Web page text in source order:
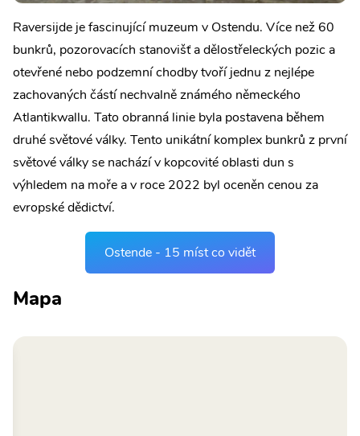
Raversijde je fascinující muzeum v Ostendu. Více než 60
bunkrů, pozorovacích stanovišť a dělostřeleckých pozic a
otevřené nebo podzemní chodby tvoří jednu z nejlépe
zachovaných částí nechvalně známého německého
Atlantikwallu. Tato obranná linie byla postavena během
druhé světové války. Tento unikátní komplex bunkrů z první
světové války se nachází v kopcovité oblasti dun s
výhledem na moře a v roce 2022 byl oceněn cenou za
evropské dědictví.
Ostende - 15 míst co vidět
Mapa